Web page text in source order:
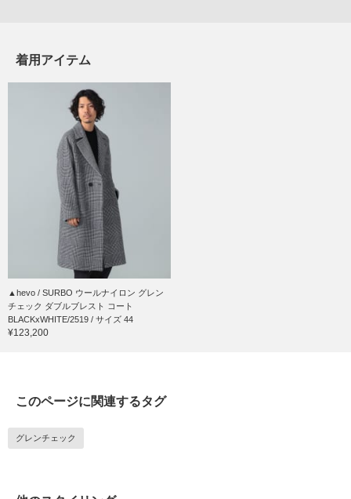
着用アイテム
▲hevo / SURBO ウールナイロン グレン
チェック ダブルブレスト コート
BLACKxWHITE/2519 / サイズ 44
¥123,200
このページに関連するタグ
グレンチェック